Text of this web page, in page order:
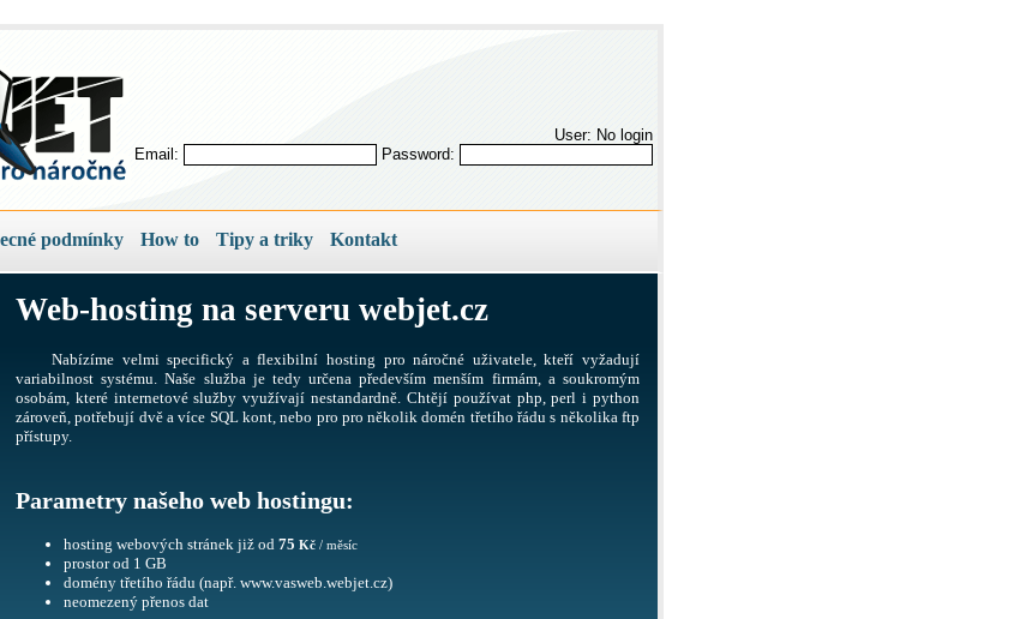
User: No login
Email:
Password:
podmínky How to Tipy a triky Kontakt
Web-hosting na serveru webjet.cz
Nabízíme velmi specifický a flexibilní hosting pro náročné uživatele, kteří vyžadují
variabilnost systému. Naše služba je tedy určena především menším firmám, a soukromým
osobám, které internetové služby využívají nestandardně. Chtějí používat php, perl i python
zároveň, potřebují dvě a více SQL kont, nebo pro pro několik domén třetího řádu s několika ftp
přístupy.
Parametry našeho web hostingu:
hosting webových stránek již od 75 Kč / měsíc
prostor od 1 GB
domény třetího řádu (např. www.vasweb.webjet.cz)
neomezený přenos dat